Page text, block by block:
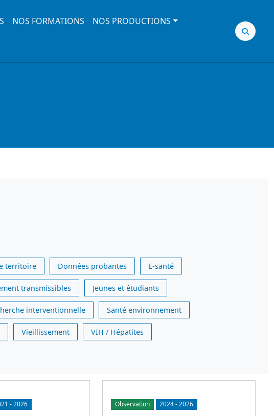
NOS FORMATIONS
NOS PRODUCTIONS
territoire Données probantes E-santé
transmissibles Jeunes et étudiants
interventionnelle Santé environnement
Vieillissement VIH / Hépatites
-2026 Observation 2024-2026